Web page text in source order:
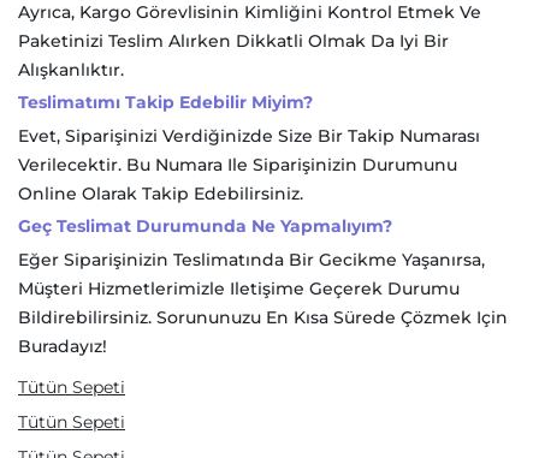
Ayrıca, Kargo Görevlisinin Kimliğini Kontrol Etmek Ve
Paketinizi Teslim Alırken Dikkatli Olmak Da Iyi Bir
Alışkanlıktır.
Teslimatımı Takip Edebilir Miyim?
Evet, Siparişinizi Verdiğinizde Size Bir Takip Numarası
Verilecektir. Bu Numara Ile Siparişinizin Durumunu
Online Olarak Takip Edebilirsiniz.
Geç Teslimat Durumunda Ne Yapmalıyım?
Eğer Siparişinizin Teslimatında Bir Gecikme Yaşanırsa,
Müşteri Hizmetlerimizle Iletişime Geçerek Durumu
Bildirebilirsiniz. Sorununuzu En Kısa Sürede Çözmek Için
Buradayız!
Tütün Sepeti
Tütün Sepeti